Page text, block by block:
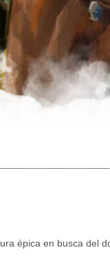
épica en busca del